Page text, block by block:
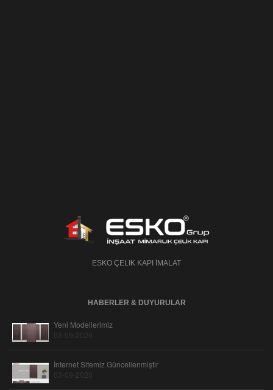
ESKO ÇELIK KAPI İMALAT
HABERLER & DUYURULAR
Yeni Modellerimiz
İnternet Sitemiz Güncellenmiştir